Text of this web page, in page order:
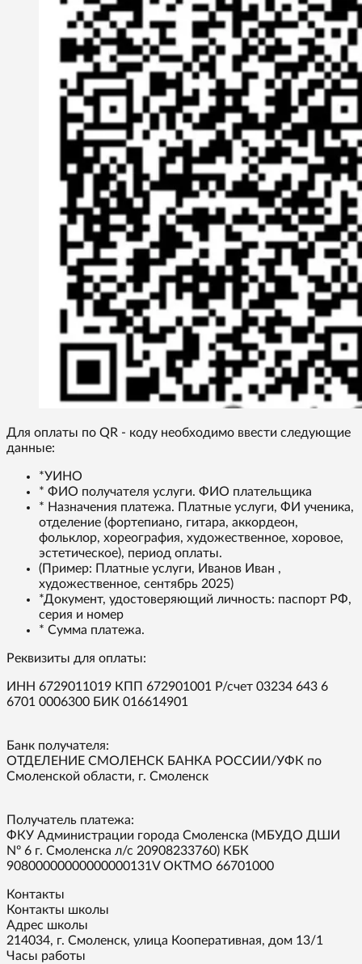
Для оплаты по QR - коду необходимо ввести следующие
данные:
*УИНО
* ФИО получателя услуги. ФИО плательщика
* Назначения платежа. Платные услуги, ФИ ученика,
отделение (фортепиано, гитара, аккордеон,
фольклор, хореография, художественное, хоровое,
эстетическое), период оплаты.
(Пример: Платные услуги, Иванов Иван ,
художественное, сентябрь 2025)
*Документ, удостоверяющий личность: паспорт РФ,
серия и номер
* Сумма платежа.
Реквизиты для оплаты:
ИНН 6729011019 КПП 672901001 Р/счет 03234 643 6
6701 0006300 БИК 016614901
Банк получателя:
ОТДЕЛЕНИЕ СМОЛЕНСК БАНКА РОССИИ/УФК по
Смоленской области, г. Смоленск
Получатель платежа:
ФКУ Администрации города Смоленска (МБУДО ДШИ
Nº 6 г. Смоленска л/с 20908233760) КБК
90800000000000000131V ОКТМО 66701000
Контакты
Контакты школы
Адрес школы
214034, г. Смоленск, улица Кооперативная, дом 13/1
Часы работы